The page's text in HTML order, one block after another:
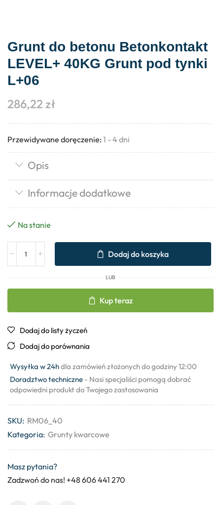
Grunt do betonu Betonkontakt
LEVEL+ 40KG Grunt pod tynki
L+06
286,22 zł
Przewidywane doręczenie: 1 - 4 dni
Opis
Informacje dodatkowe
Na stanie
Dodaj do koszyka
LUB
Kup teraz
Dodaj do listy życzeń
Dodaj do porównania
Wysyłka w 24hdla zamówień złożonych do godziny 12:00
Doradztwo techniczne - Nasi specjaliści pomogą dobrać
odpowiedni produkt do Twojego zastosowania
SKU: RM06_40
Kategoria: Grunty kwarcowe
Masz pytania?
Zadzwoń do nas! +48 606 441 270